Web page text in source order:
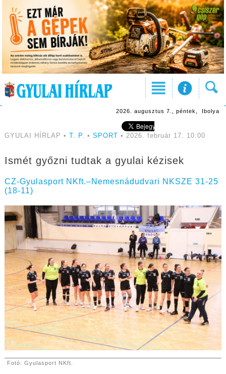
2026. augusztus 7., péntek, Ibolya
GYULAI HÍRLAP • T. P. • SPORT • 2026. február 17. 10:00
Ismét győzni tudtak a gyulai kézisek
CZ-Gyulasport NKft.–Nemesnádudvari NKSZE 31-25
(18-11)
Fotó: Gyulasport NKft.